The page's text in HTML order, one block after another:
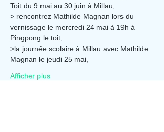
Toit du 9 mai au 30 juin à Millau,
> rencontrez Mathilde Magnan lors du
vernissage le mercredi 24 mai à 19h à
Pingpong le toit,
>la journée scolaire à Millau avec Mathilde
Magnan le jeudi 25 mai,
Afficher plus